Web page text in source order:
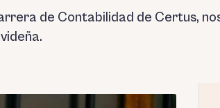
de Contabilidad de Certus,